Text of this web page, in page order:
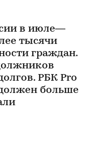
в июле—
тысячи
граждан.
РБК Pro
больше